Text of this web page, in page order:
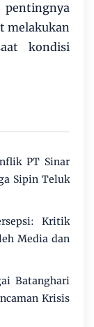
melakukan
kondisi
PT Sinar
Sipin Teluk
Kritik
Media dan
Batanghari
Krisis